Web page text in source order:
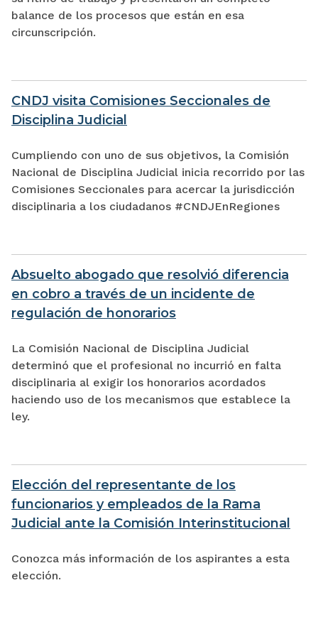
balance de los procesos que están en esa
circunscripción.
CNDJ visita Comisiones Seccionales de
Disciplina Judicial
Cumpliendo con uno de sus objetivos, la Comisión
Nacional de Disciplina Judicial inicia recorrido por las
Comisiones Seccionales para acercar la jurisdicción
disciplinaria a los ciudadanos #CNDJEnRegiones
Absuelto abogado que resolvió diferencia
en cobro a través de un incidente de
regulación de honorarios
La Comisión Nacional de Disciplina Judicial
determinó que el profesional no incurrió en falta
disciplinaria al exigir los honorarios acordados
haciendo uso de los mecanismos que establece la
ley.
Elección del representante de los
funcionarios y empleados de la Rama
Judicial ante la Comisión Interinstitucional
Conozca más información de los aspirantes a esta
elección.